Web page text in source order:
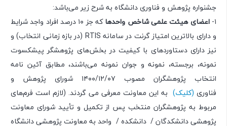
جشنواره پژوهش و فناوری دانشگاه به شرح زیر می‌باشد:
۱- اعضای هیئت علمی شاخص واحدها
که جز ۱۰ درصد افراد واجد شرایط
و دارای بالاترین امتیاز گرنت در سامانه RTIS (در بازه زمانی انتخاب) و
نیز دارای دستاوردهای با کیفیت در بخش‌های پژوهشگر پیشکسوت
نمونه، برجسته، نمونه و جوان نمونه می‌باشند، مطابق آئین نامه
انتخاب پژوهشگران مصوب ۰۷/‏۱۲/‏۱۴۰۰‬ شورای پژوهش و
فناوری (کلیک) به این معاونت معرفی می گردند. (لازم است فرم‌های
مربوط به پژوهشگران منتخب پس از تکمیل و تأیید شورای معاونت
پژوهشی دانشکدگان / ‏‬ دانشکده / ‏‬ واحد به معاونت پژوهشی دانشگاه